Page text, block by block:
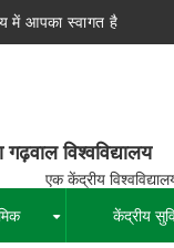
में आपका स्वागत है
केंद्रीय